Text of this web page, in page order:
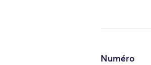
Numéro